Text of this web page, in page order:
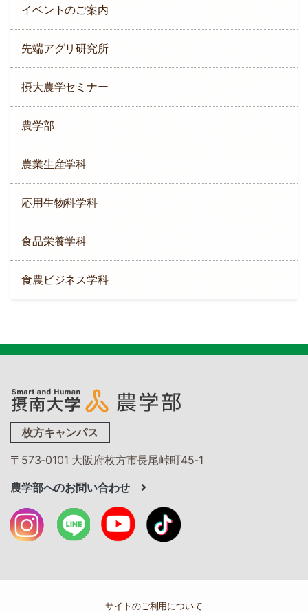
イベントのご案内
先端アグリ研究所
摂大農学セミナー
農学部
農業生産学科
応用生物科学科
食品栄養学科
食農ビジネス学科
枚方キャンパス
〒573-0101 大阪府枚方市長尾峠町45-1
農学部へのお問い合わせ
サイトのご利用について